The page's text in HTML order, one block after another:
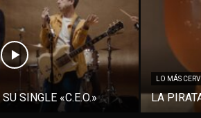
SINGLE «C.E.O.»
LO MÁS
LA